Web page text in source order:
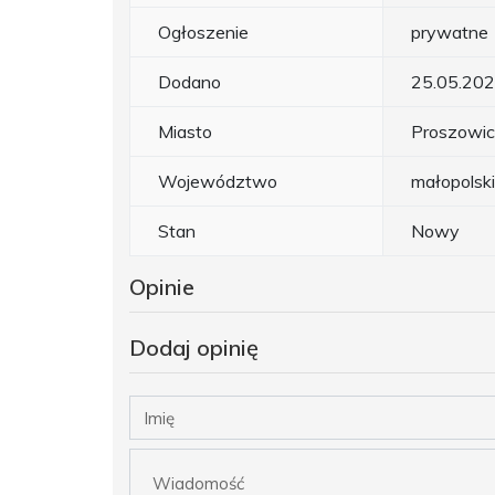
Ogłoszenie prywatne
Dodano
Miasto
Województwo
Stan Nowy
Opinie
Dodaj opinię